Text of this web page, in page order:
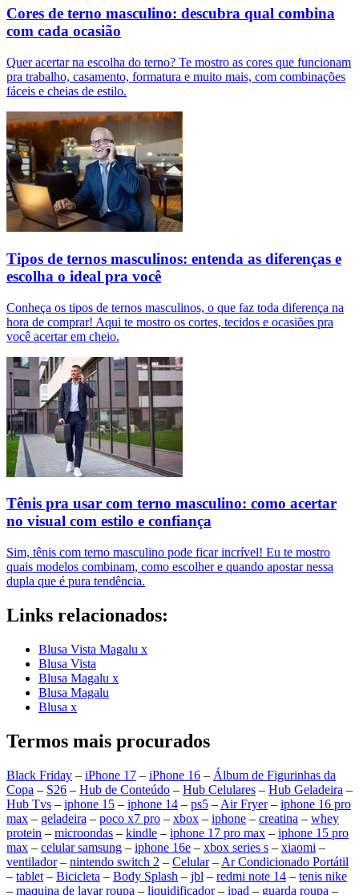
Cores de terno masculino: descubra qual combina
com cada ocasião
Quer acertar na escolha do terno? Te mostro as cores que funcionam
pra trabalho, casamento, formatura e muito mais, com combinações
fáceis e cheias de estilo.
Tipos de ternos masculinos: entenda as diferenças e
escolha o ideal pra você
Conheça os tipos de ternos masculinos, o que faz toda diferença na
hora de comprar! Aqui te mostro os cortes, tecidos e ocasiões pra
você acertar em cheio.
Tênis pra usar com terno masculino: como acertar
no visual com estilo e confiança
Sim, tênis com terno masculino pode ficar incrível! Eu te mostro
quais modelos combinam, como escolher e quando apostar nessa
dupla que é pura tendência.
Links relacionados:
Blusa Vista Magalu x
Blusa Vista
Blusa Magalu x
Blusa Magalu
Blusa x
Termos mais procurados
Black Friday – iPhone 17 – iPhone 16 – Álbum de Figurinhas da
Copa – S26 – Hub de Conteúdo – Hub Celulares – Hub Geladeira –
Hub Tvs – iphone 15 – iphone 14 – ps5 – Air Fryer– iphone 16 pro
max – geladeira – poco x7 pro – xbox – iphone – creatina – whey
protein – microondas – kindle – iphone 17 pro max – iphone 15 pro
max – celular samsung – iphone 16e – xbox series s – xiaomi –
ventilador– nintendo switch 2 – Celular– Ar Condicionado Portátil
– tablet – Bicicleta – Body Splash – jbl – redmi note 14 – tenis nike
– maquina de lavar roupa – liquidificador– ipad – guarda roupa –